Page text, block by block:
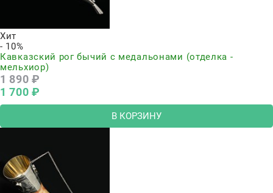
Хит
- 10%
Кавказский рог бычий с медальонами (отделка -
мельхиор)
1 890 ₽
1 700 ₽
В КОРЗИНУ